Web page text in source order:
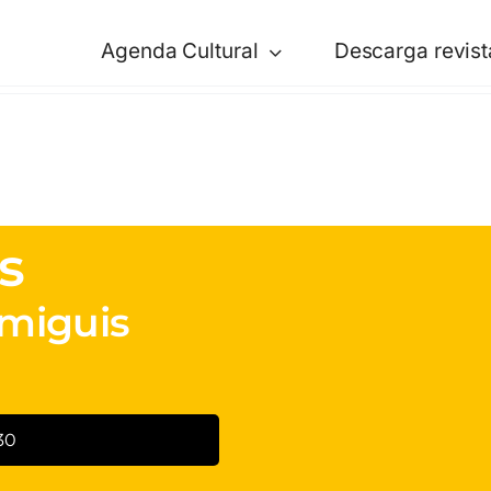
Agenda Cultural Descarga